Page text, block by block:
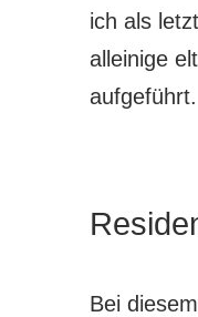
ich als
alleinige
aufgeführt.
Bei